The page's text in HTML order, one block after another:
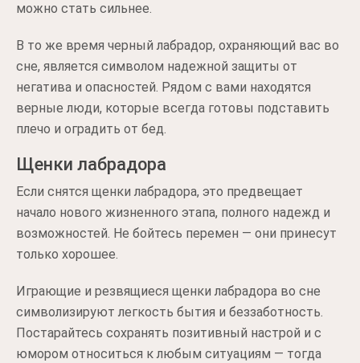
можно стать сильнее.
В то же время черный лабрадор, охраняющий вас во
сне, является символом надежной защиты от
негатива и опасностей. Рядом с вами находятся
верные люди, которые всегда готовы подставить
плечо и оградить от бед.
Щенки лабрадора
Если снятся щенки лабрадора, это предвещает
начало нового жизненного этапа, полного надежд и
возможностей. Не бойтесь перемен — они принесут
только хорошее.
Играющие и резвящиеся щенки лабрадора во сне
символизируют легкость бытия и беззаботность.
Постарайтесь сохранять позитивный настрой и с
юмором относиться к любым ситуациям — тогда